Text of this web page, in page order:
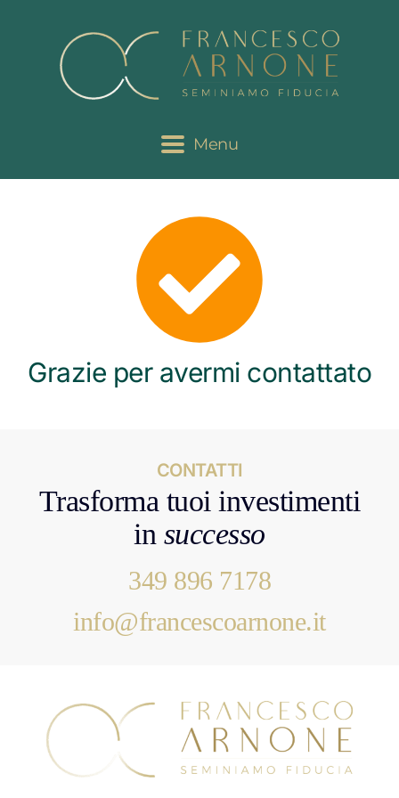
Menu
Grazie per avermi contattato
CONTATTI
Trasforma tuoi investimenti
in successo
349 896 7178
info@francescoarnone.it